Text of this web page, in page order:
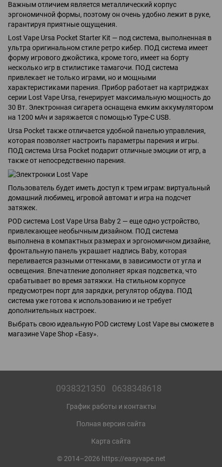
Важным отличием является металлический корпус
эргономичной формы, поэтому он очень удобно лежит в руке,
гарантируя приятные ощущения.
Lost Vape Ursa Pocket Starter Kit — под система, выполненная в
ультра оригинальном стиле ретро кибер. ПОД система имеет
форму игрового джойстика, кроме того, имеет на борту
несколько игр в стилистике тамагочи. ПОД система
привлекает не только играми, но и мощными
характеристиками парения. Прибор работает на картриджах
серии Lost Vape Ursa, генерирует максимальную мощность до
30 Вт. Электронная сигарета оснащена емким аккумулятором
на 1200 мАч и заряжается с помощью Type-C USB.
Ursa Pocket также отличается удобной панелью управления,
которая позволяет настроить параметры парения и игры.
ПОД система Ursa Pocket подарит отличные эмоции от игр, а
также от непосредственно парения.
Пользователь будет иметь доступ к трем играм: виртуальный
домашний любимец, игровой автомат и игра на подсчет
затяжек.
POD система Lost Vape Ursa Baby 2 — еще одно устройство,
привлекающее необычным дизайном. ПОД система
выполнена в компактных размерах и эргономичном дизайне,
фронтальную панель украшает надпись Baby, которая
переливается разными оттенками, в зависимости от угла и
освещения. Впечатление дополняет яркая подсветка, что
срабатывает во время затяжки. На стильном корпусе
предусмотрен порт для зарядки, регулятор обдува. ПОД
система уже готова к использованию и не требует
дополнительных настроек.
Выбрать свою идеальную POD систему Lost Vape вы сможете в
магазине Vape Shop «Easy».
0938321350 0638348618
График работы и контакты
Полная версия сайта
Карта сайта
© 2014–2026 https://easyvape.net